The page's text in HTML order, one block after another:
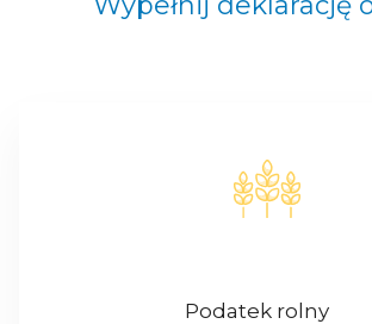
Podatek rolny